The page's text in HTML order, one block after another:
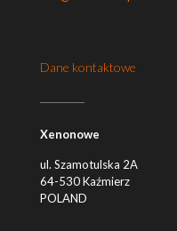
Dane kontaktowe
Xenonowe
ul. Szamotulska 2A
64-530 Kaźmierz
POLAND